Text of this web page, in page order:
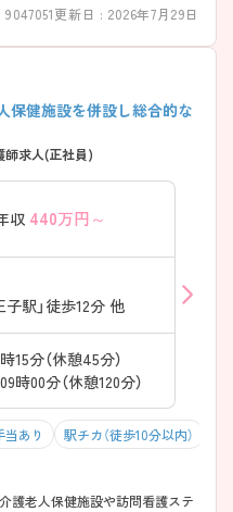
更新日 : 2026年7月29日
保健施設を併設し総合的な
師求人(正社員)
収 440万円～
子駅」徒歩12分 他
15分（休憩45分）
00分（休憩120分）
当あり 駅チカ（徒歩10分以内）
護老人保健施設や訪問看護ステ